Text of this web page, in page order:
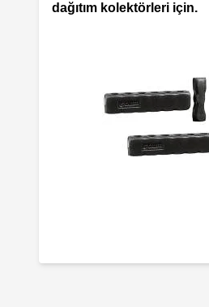
dağıtım kolektörleri için.